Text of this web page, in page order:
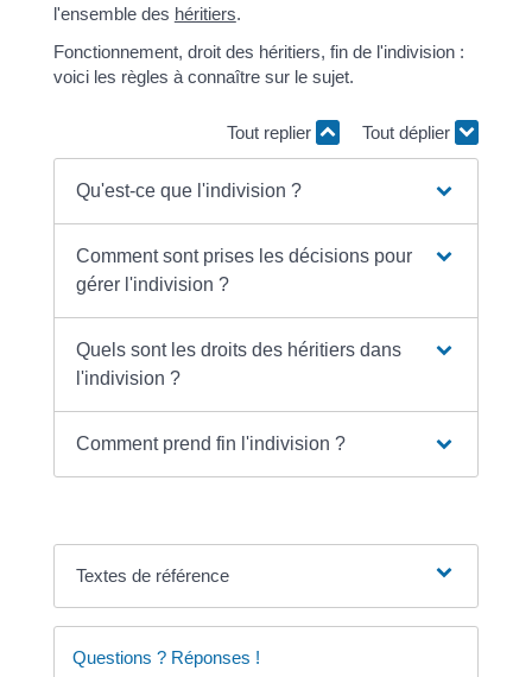
l'ensemble des héritiers.
Fonctionnement, droit des héritiers, fin de l'indivision :
voici les règles à connaître sur le sujet.
Tout replier Tout déplier
Qu'est-ce que l'indivision ?
Comment sont prises les décisions pour
gérer l'indivision ?
Quels sont les droits des héritiers dans
l'indivision ?
Comment prend fin l'indivision ?
Textes de référence
Questions ? Réponses !